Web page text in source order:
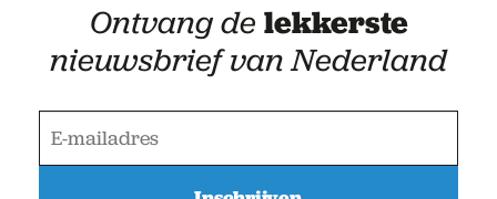
Ontvang de lekkerste
nieuwsbrief van Nederland
-
m